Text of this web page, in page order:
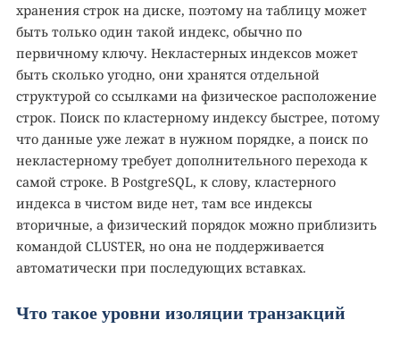
хранения строк на диске, поэтому на таблицу может
быть только один такой индекс, обычно по
первичному ключу. Некластерных индексов может
быть сколько угодно, они хранятся отдельной
структурой со ссылками на физическое расположение
строк. Поиск по кластерному индексу быстрее, потому
что данные уже лежат в нужном порядке, а поиск по
некластерному требует дополнительного перехода к
самой строке. В PostgreSQL, к слову, кластерного
индекса в чистом виде нет, там все индексы
вторичные, а физический порядок можно приблизить
командой CLUSTER, но она не поддерживается
автоматически при последующих вставках.
Что такое уровни изоляции транзакций